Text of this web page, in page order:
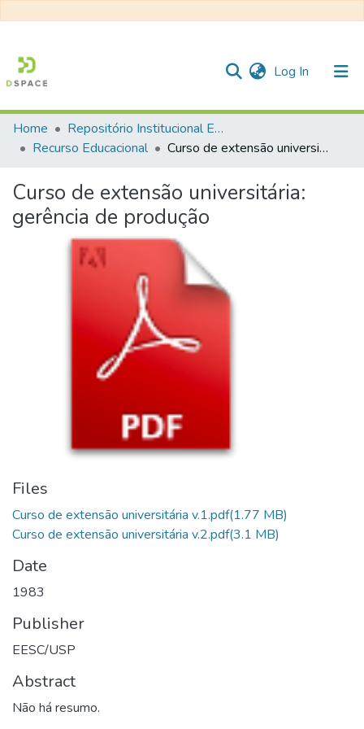
Log In (current)
Communities & Collections
Statistics
Home
Repositório Institucional EESC
Recurso Educacional
Curso de extensão universitária: gerência de produção
Curso de extensão universitária:
gerência de produção
Files
Curso de extensão universitária v.1.pdf(1.77 MB)
Curso de extensão universitária v.2.pdf(3.1 MB)
Date
1983
Publisher
EESC/USP
Abstract
Não há resumo.